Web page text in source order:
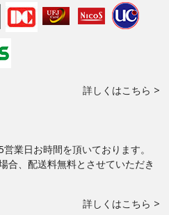
詳しくはこちら >
業日お時間を頂いております。
合、配送料無料とさせていただき
詳しくはこちら >